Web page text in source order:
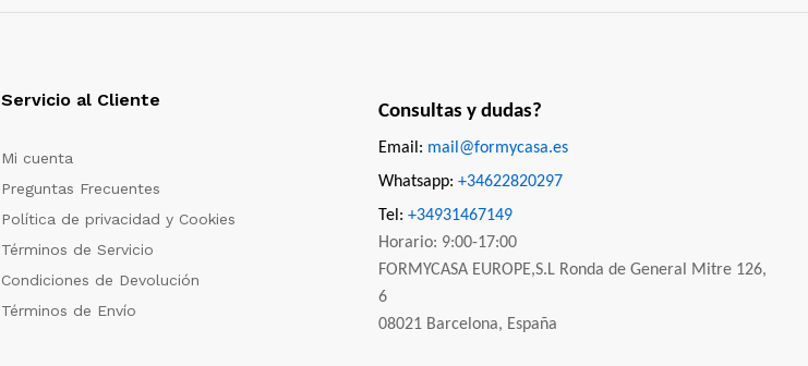
Servicio al Cliente
Mi cuenta
Preguntas Frecuentes
Política de privacidad y Cookies
Términos de Servicio
Condiciones de Devolución
Términos de Envío
Consultas y dudas?
Email: mail@formycasa.es
Whatsapp: +34622820297
Tel: +34931467149
Horario: 9:00-17:00
FORMYCASA EUROPE,S.L Ronda de General Mitre 126,
6
08021 Barcelona, España